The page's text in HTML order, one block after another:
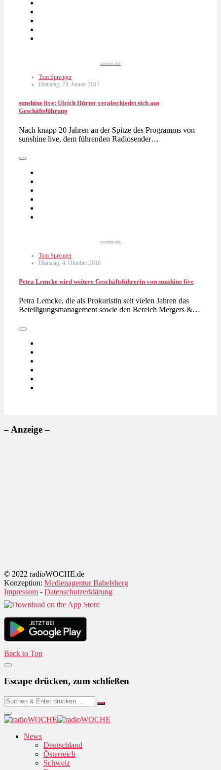
sunshine live
Tom Sprenger
Dienstag, 24. Januar 2017
sunshine live: Ulrich Hürter verabschiedet sich aus
Geschäftsführung
Nach knapp 20 Jahren an der Spitze des Programms von
sunshine live, dem führenden Radiosender…
sunshine live
Tom Sprenger
Dienstag, 4. Oktober 2016
Petra Lemcke wird weitere Geschäftsführerin von sunshine live
Petra Lemcke, die als Prokuristin seit vielen Jahren das
Beteiligungsmanagement sowie den Bereich Mergers &…
– Anzeige –
© 2022 radioWOCHE.de
Konzeption: Medienagentur Babelsberg
Impressum - Datenschutzerklärung
Back to Top
Escape drücken, zum schließen
News
Deutschland
Österreich
Schweiz